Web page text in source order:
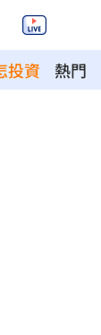
投資 熱門